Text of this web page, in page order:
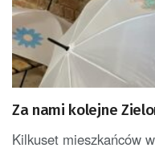
Za nami kolejne
Kilkuset mieszkańców